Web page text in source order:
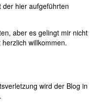
der hier aufgeführten
aber es gelingt mir nicht
willkommen.
wird der Blog in